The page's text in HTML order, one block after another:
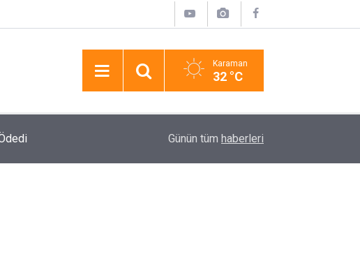
Karaman
32 °C
Karaman’da Otomobille Motosiklet Çarpıştı: 1
Günün tüm haberleri